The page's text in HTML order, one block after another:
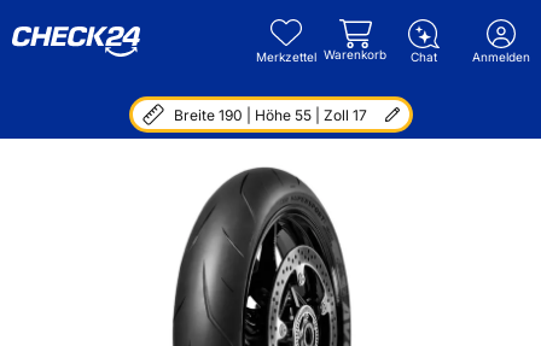
Merkzettel Warenkorb Chat Anmelden
Breite 190 | Höhe 55 | Zoll 17